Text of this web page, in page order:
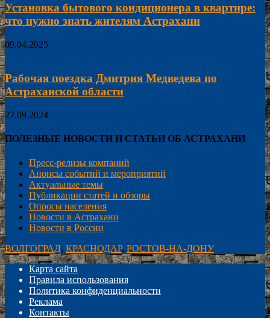
Установка бытового кондиционера в квартире:
что нужно знать жителям Астрахани
09.04.2025
Рабочая поездка Дмитрия Медведева по
Астраханской области
27.09.2024
ПОЛЕЗНЫЕ НОВОСТИ И СТАТЬИ ОБ АСТРАХАНИ
Пресс-релизы компаний
Анонсы событий и мероприятий
Актуальные темы
Публикации статей и обзоры
Опросы населения
Новости в Астрахани
Новости в России
ВОЛГОГРАД, КРАСНОДАР, РОСТОВ-НА-ДОНУ
Карта сайта
Правила использования
Политика конфиденциальности
Реклама
Контакты